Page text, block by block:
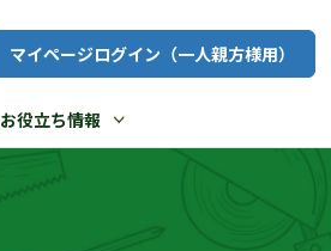
マイページログイン（一人親方様用）
お役立ち情報